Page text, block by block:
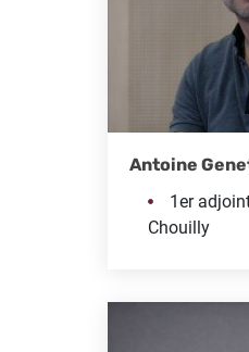
Antoine
1er
Chouilly